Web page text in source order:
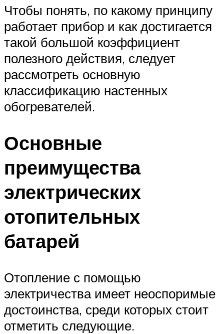
Чтобы понять, по какому принципу
работает прибор и как достигается
такой большой коэффициент
полезного действия, следует
рассмотреть основную
классификацию настенных
обогревателей.
Основные
преимущества
электрических
отопительных
батарей
Отопление с помощью
электричества имеет неоспоримые
достоинства, среди которых стоит
отметить следующие.